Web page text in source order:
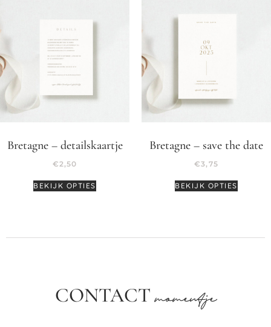
Bretagne – detailskaartje
€2,50
BEKIJK OPTIES
Bretagne – save the date
€3,75
BEKIJK OPTIES
CONTACTmomentje